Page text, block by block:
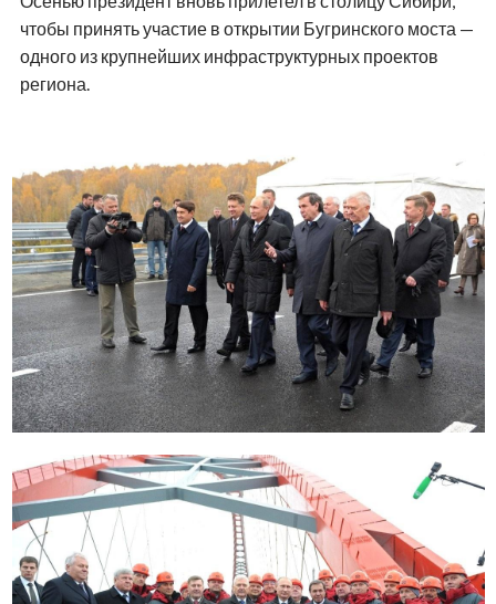
чтобы принять участие в открытии Бугринского моста —
одного из крупнейших инфраструктурных проектов
региона.